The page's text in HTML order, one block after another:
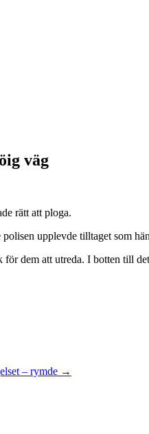
väg
rätt att ploga.
upplevde tilltaget som
dem att utreda. I botten till
– rymde →